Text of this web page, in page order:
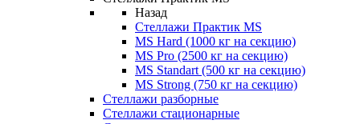
Назад
Стеллажи Практик MS
MS Hard (1000 кг на секцию)
MS Pro (2500 кг на секцию)
MS Standart (500 кг на секцию)
MS Strong (750 кг на секцию)
Стеллажи разборные
Стеллажи стационарные